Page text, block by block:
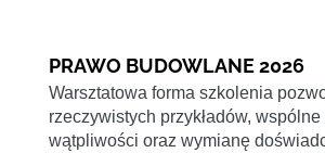
PRAWO BUDOWLANE 2026
Warsztatowa forma szkolenia
rzeczywistych przykładów,
wątpliwości oraz wymianę